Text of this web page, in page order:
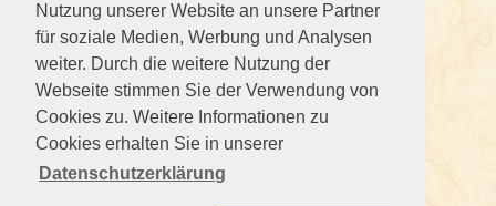
Nutzung unserer Website an unsere Partner
für soziale Medien, Werbung und Analysen
weiter. Durch die weitere Nutzung der
Webseite stimmen Sie der Verwendung von
Cookies zu. Weitere Informationen zu
Cookies erhalten Sie in unserer
Datenschutzerklärung